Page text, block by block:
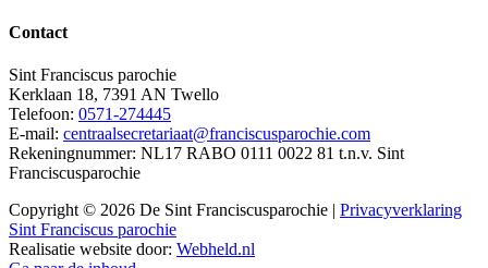
Contact
Sint Franciscus parochie
Kerklaan 18, 7391 AN Twello
Telefoon: 0571-274445
E-mail: centraalsecretariaat@franciscusparochie.com
Rekeningnummer: NL17 RABO 0111 0022 81 t.n.v. Sint
Franciscusparochie
Copyright © 2026 De Sint Franciscusparochie | Privacyverklaring
Sint Franciscus parochie
Realisatie website door: Webheld.nl